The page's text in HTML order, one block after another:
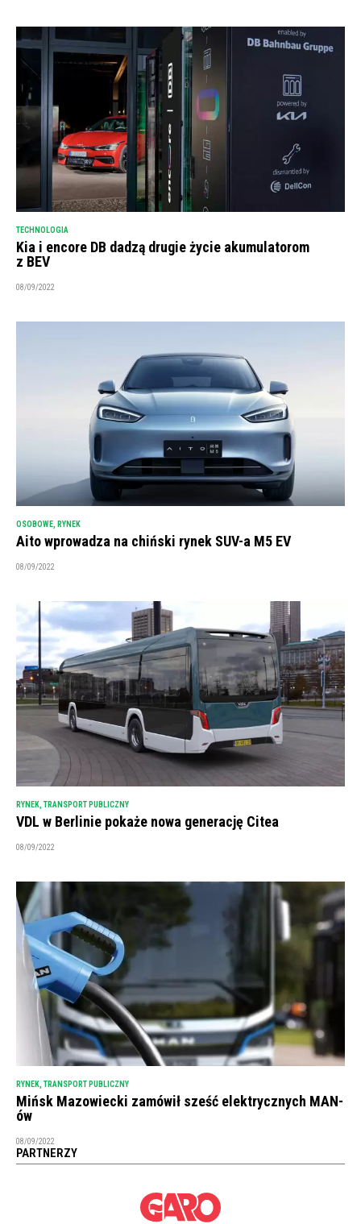
TECHNOLOGIA
Kia i encore DB dadzą drugie życie akumulatorom
z BEV
08/09/2022
OSOBOWE, RYNEK
Aito wprowadza na chiński rynek SUV-a M5 EV
08/09/2022
RYNEK TRANSPORT PUBLICZNY
VDL w Berlinie pokaże nowa generację Citea
08/09/2022
RYNEK, TRANSPORT PUBLICZNY
Mińsk Mazowiecki zamówił sześć elektrycznych MAN-
ów
08/09/2022
PARTNERZY